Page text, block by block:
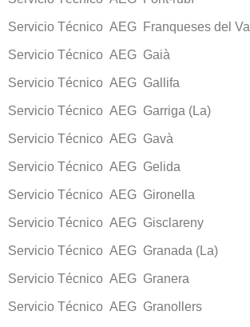
Servicio Técnico AEG Franqueses del
Servicio Técnico AEG Gaià
Servicio Técnico AEG Gallifa
Servicio Técnico AEG Garriga (La)
Servicio Técnico AEG Gavà
Servicio Técnico AEG Gelida
Servicio Técnico AEG Gironella
Servicio Técnico AEG Gisclareny
Servicio Técnico AEG Granada (La)
Servicio Técnico AEG Granera
Servicio Técnico AEG Granollers